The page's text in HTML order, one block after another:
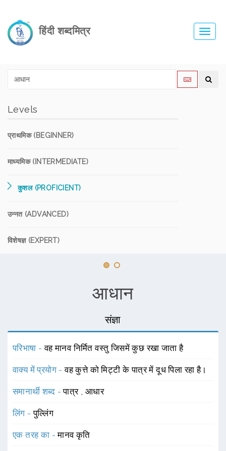
हिंदी शब्दमित्र
Levels
प्राथमिक (BEGINNER)
माध्यमिक (INTERMEDIATE)
कुशल (PROFICIENT)
उन्नत (ADVANCED)
विशेषज्ञ (EXPERT)
आधान
संज्ञा
परिभाषा -वह मानव निर्मित वस्तु जिसमें कुछ रखा जाता है
वाक्य में प्रयोग -वह कुत्ते को मिट्टी के पात्र में दूध पिला रहा है।
समानार्थी शब्द -पात्र , आधार
लिंग -पुल्लिंग
एक तरह का -मानव कृति